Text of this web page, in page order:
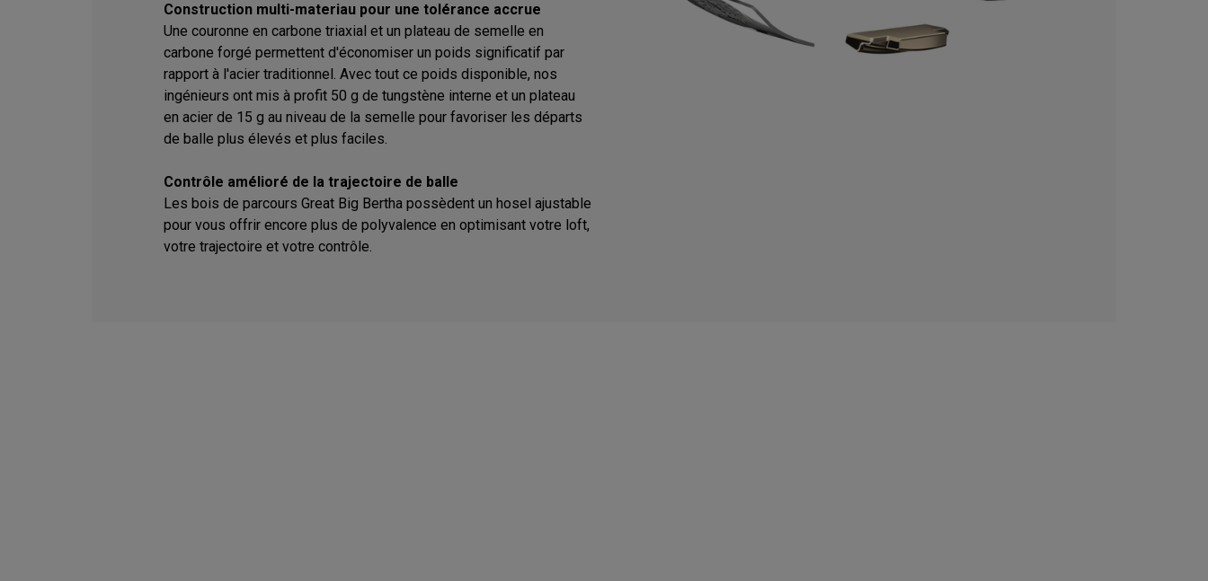
Construction multi-materiau pour une tolérance accrue
Une couronne en carbone triaxial et un plateau de semelle en
carbone forgé permettent d'économiser un poids significatif par
rapport à l'acier traditionnel. Avec tout ce poids disponible, nos
ingénieurs ont mis à profit 50 g de tungstène interne et un plateau
en acier de 15 g au niveau de la semelle pour favoriser les départs
de balle plus élevés et plus faciles.
Contrôle amélioré de la trajectoire de balle
Les bois de parcours Great Big Bertha possèdent un hosel ajustable
pour vous offrir encore plus de polyvalence en optimisant votre loft,
votre trajectoire et votre contrôle.